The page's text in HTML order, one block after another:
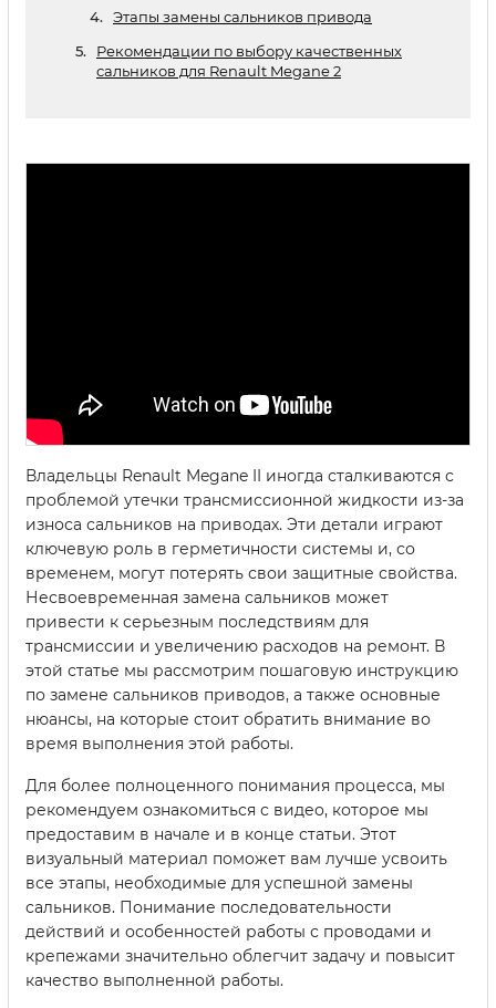
Этапы замены сальников привода
Рекомендации по выбору качественных
сальников для Renault Megane 2
Владельцы Renault Megane II иногда сталкиваются с
проблемой утечки трансмиссионной жидкости из-за
износа сальников на приводах. Эти детали играют
ключевую роль в герметичности системы и, со
временем, могут потерять свои защитные свойства.
Несвоевременная замена сальников может
привести к серьезным последствиям для
трансмиссии и увеличению расходов на ремонт. В
этой статье мы рассмотрим пошаговую инструкцию
по замене сальников приводов, а также основные
нюансы, на которые стоит обратить внимание во
время выполнения этой работы.
Для более полноценного понимания процесса, мы
рекомендуем ознакомиться с видео, которое мы
предоставим в начале и в конце статьи. Этот
визуальный материал поможет вам лучше усвоить
все этапы, необходимые для успешной замены
сальников. Понимание последовательности
действий и особенностей работы с проводами и
крепежами значительно облегчит задачу и повысит
качество выполненной работы.